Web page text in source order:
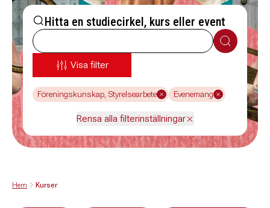
Hitta en studiecirkel, kurs eller event
Sök
Visa filter
Föreningskunskap, Styrelsearbete Evenemang
Rensa alla filterinställningar
Hem Kurser